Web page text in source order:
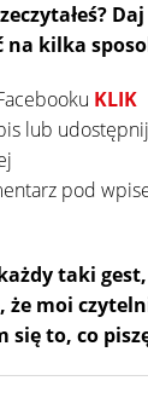
na kilka
KLIK
lub
pod
taki
że moi
się to, co